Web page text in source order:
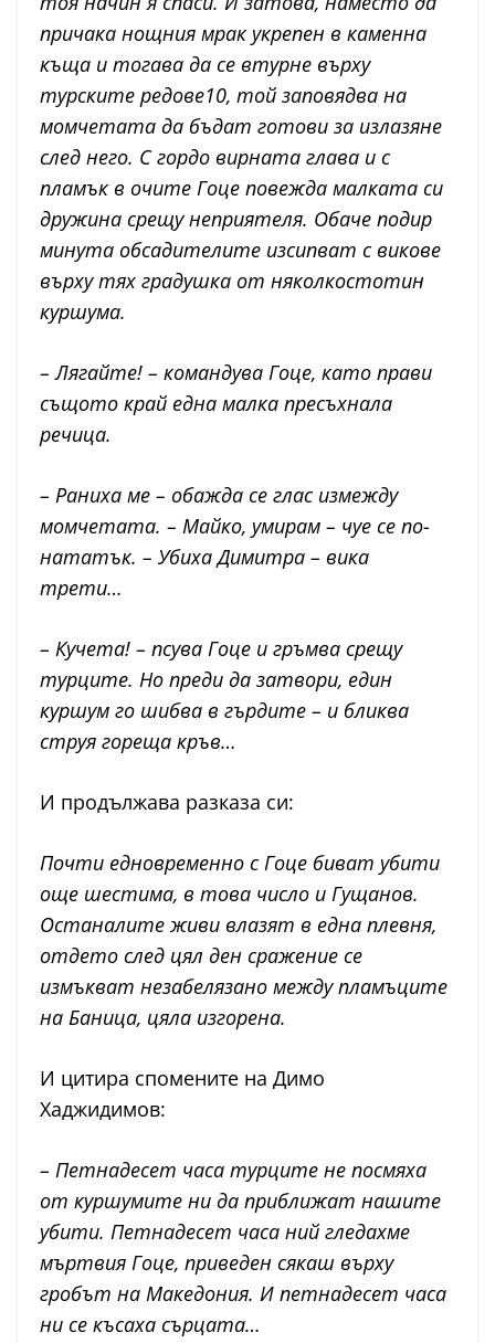
причака нощния мрак укрепен в каменна
къща и тогава да се втурне върху
турските редове10, той заповядва на
момчетата да бъдат готови за излазяне
след него. С гордо вирната глава и с
пламък в очите Гоце повежда малката си
дружина срещу неприятеля. Обаче подир
минута обсадителите изсипват с викове
върху тях градушка от няколкостотин
куршума.
– Лягайте! – командува Гоце, като прави
същото край една малка пресъхнала
речица.
– Раниха ме – обажда се глас измежду
момчетата. – Майко, умирам – чуе се по-
нататък. – Убиха Димитра – вика
трети…
– Кучета! – псува Гоце и гръмва срещу
турците. Но преди да затвори, един
куршум го шибва в гърдите – и бликва
струя гореща кръв…
И продължава разказа си:
Почти едновременно с Гоце биват убити
още шестима, в това число и Гущанов.
Останалите живи влазят в една плевня,
отдето след цял ден сражение се
измъкват незабелязано между пламъците
на Баница, цяла изгорена.
И цитира спомените на Димо
Хаджидимов:
– Петнадесет часа турците не посмяха
от куршумите ни да приближат нашите
убити. Петнадесет часа ний гледахме
мъртвия Гоце, приведен сякаш върху
гробът на Македония. И петнадесет часа
ни се късаха сърцата…